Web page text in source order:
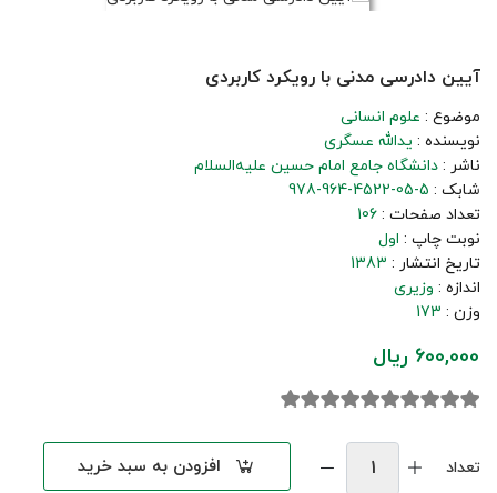
آیین دادرسی مدنی با رویکرد کاربردی
موضوع : علوم انسانی
نویسنده : یدالله عسگری
ناشر : دانشگاه جامع امام حسین علیه‌السلام
شابک : 978-964-4522-05-5
تعداد صفحات : 106
نوبت چاپ : اول
تاریخ انتشار : 1383
اندازه : وزیری
وزن : 173
600,000 ریال
تعداد افزودن به سبد خرید